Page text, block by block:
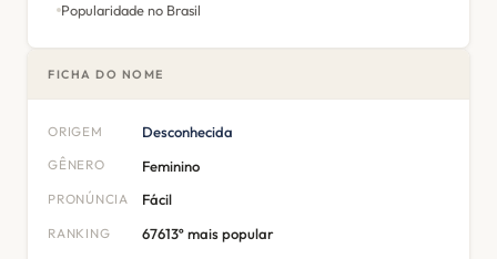
Popularidade no Brasil
FICHA DO NOME
ORIGEM Desconhecida
GÊNERO Feminino
PRONÚNCIA Fácil
RANKING 67613º mais popular